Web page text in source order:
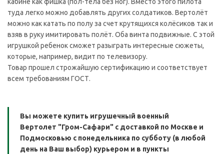
туда легко можно добавлять других солдатиков. Вертолёт
можно как катать по полу за счет крутящихся колёсиков так и
взяв в руку имитировать полёт. Оба винта подвижные. С этой
игрушкой ребенок сможет разыграть интересные сюжеты,
которые, например, видит по телевизору.
Товар прошел строжайшую сертификацию и соответствует
всем требованиям ГОСТ.
Вы можете купить игрушечный военный
Вертолет "Гром-Сафари" с доставкой по Москве и
Подмосковью с понедельника по субботу (в любой
день на Ваш выбор) курьером и в пункты